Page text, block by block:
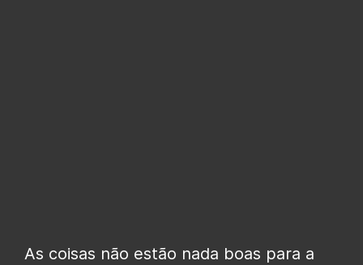
As coisas não estão nada boas para a